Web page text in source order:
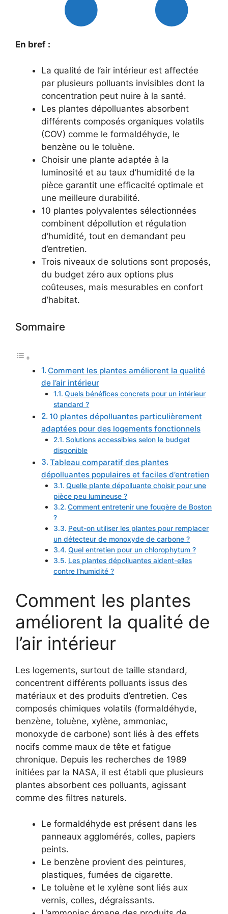
En bref :
La qualité de l’air intérieur est affectée
par plusieurs polluants invisibles dont la
concentration peut nuire à la santé.
Les plantes dépolluantes absorbent
différents composés organiques volatils
(COV) comme le formaldéhyde, le
benzène ou le toluène.
Choisir une plante adaptée à la
luminosité et au taux d’humidité de la
pièce garantit une efficacité optimale et
une meilleure durabilité.
10 plantes polyvalentes sélectionnées
combinent dépollution et régulation
d’humidité, tout en demandant peu
d’entretien.
Trois niveaux de solutions sont proposés,
du budget zéro aux options plus
coûteuses, mais mesurables en confort
d’habitat.
Sommaire
Comment les plantes améliorent la qualité
de l’air intérieur
Quels bénéfices concrets pour un intérieur
standard ?
10 plantes dépolluantes particulièrement
adaptées pour des logements fonctionnels
Solutions accessibles selon le budget
disponible
Tableau comparatif des plantes
dépolluantes populaires et faciles d’entretien
Quelle plante dépolluante choisir pour une
pièce peu lumineuse ?
Comment entretenir une fougère de Boston
?
Peut-on utiliser les plantes pour remplacer
un détecteur de monoxyde de carbone ?
Quel entretien pour un chlorophytum ?
Les plantes dépolluantes aident-elles
contre l’humidité ?
Comment les plantes
améliorent la qualité de
l’air intérieur
Les logements, surtout de taille standard,
concentrent différents polluants issus des
matériaux et des produits d’entretien. Ces
composés chimiques volatils (formaldéhyde,
benzène, toluène, xylène, ammoniac,
monoxyde de carbone) sont liés à des effets
nocifs comme maux de tête et fatigue
chronique. Depuis les recherches de 1989
initiées par la NASA, il est établi que plusieurs
plantes absorbent ces polluants, agissant
comme des filtres naturels.
Le formaldéhyde est présent dans les
panneaux agglomérés, colles, papiers
peints.
Le benzène provient des peintures,
plastiques, fumées de cigarette.
Le toluène et le xylène sont liés aux
vernis, colles, dégraissants.